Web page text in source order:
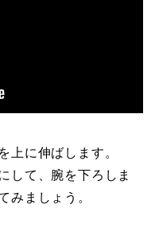
上に伸ばします。
して、腕を下ろしま
みましょう。